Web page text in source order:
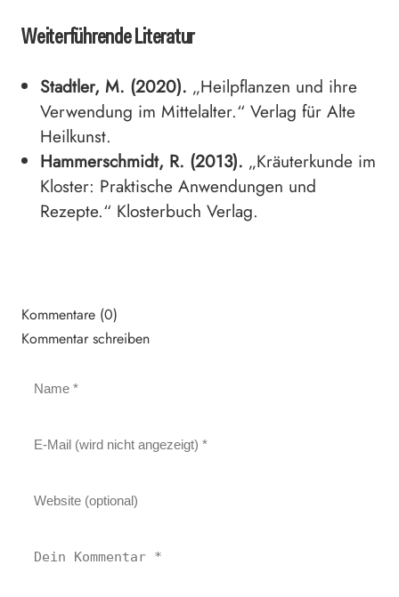
Weiterführende Literatur
Stadtler, M. (2020). „Heilpflanzen und ihre
Verwendung im Mittelalter.“ Verlag für Alte
Heilkunst.
Hammerschmidt, R. (2013). „Kräuterkunde im
Kloster: Praktische Anwendungen und
Rezepte.“ Klosterbuch Verlag.
Kommentare (0)
Kommentar schreiben